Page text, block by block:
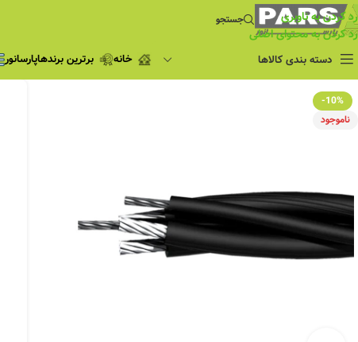
رد کردن به ناوبری
رد کردن به محتوای اصلی
جستجو
دسته بندی کالاها
چراغ مطالعه
ریسه شلنگی و لاین نوری
پروژکتور و نورافکن
چراغ
خانه برترین برندهاپارسانور
-10%
ناموجود